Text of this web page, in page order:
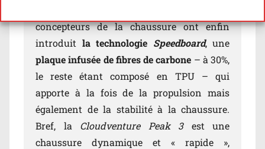
concepteurs de la chaussure ont enfin
introduit la technologie Speedboard, une
plaque infusée de fibres de carbone – à 30%,
le reste étant composé en TPU – qui
apporte à la fois de la propulsion mais
également de la stabilité à la chaussure.
Bref, la Cloudventure Peak 3est une
chaussure dynamique et « rapide »,